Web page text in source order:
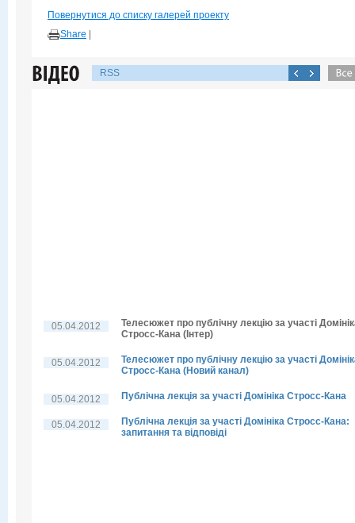
Повернутися до списку галерей проекту
Share
RSS
05.04.2012
Телесюжет про публічну лекцію за участі
Стросс-Кана (Інтер)
05.04.2012
Телесюжет про публічну лекцію за участі
Стросс-Кана (Новий канал)
05.04.2012 Публічна лекція за участі Домініка Стросс-Кана
05.04.2012
Публічна лекція за участі Домініка Стросс-Кана:
запитання та відповіді